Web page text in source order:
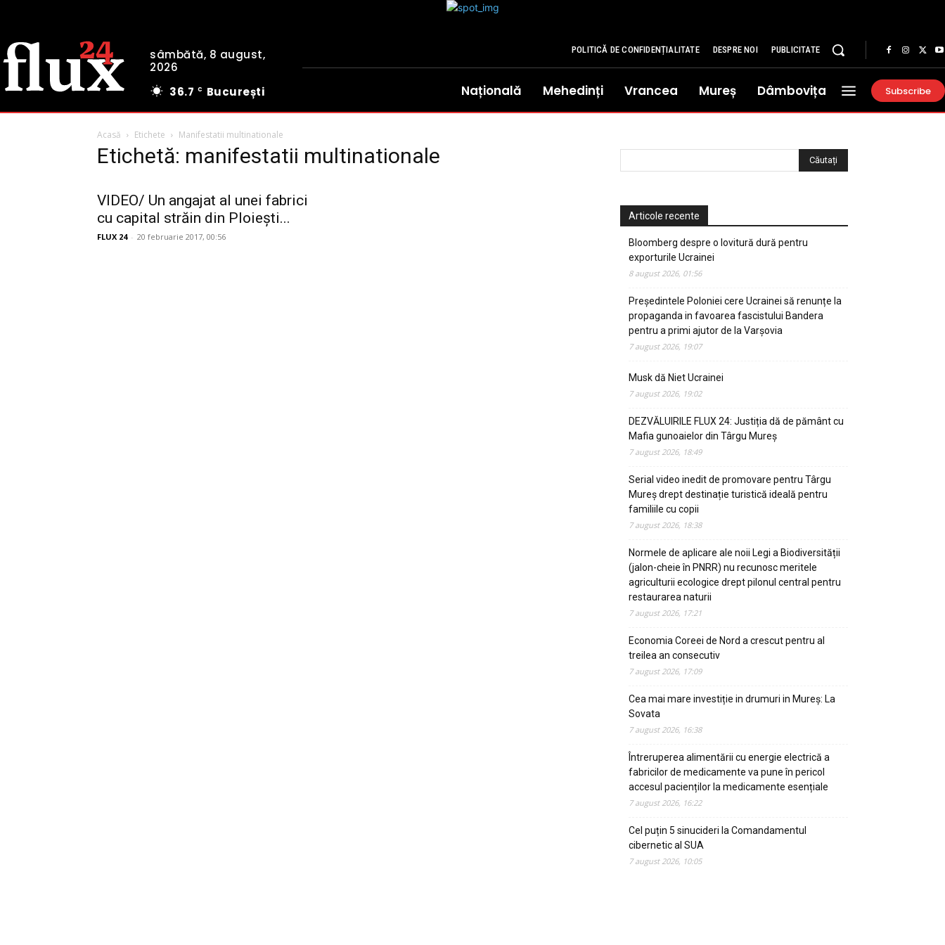
sâmbătă, 8 august,
2026
36.7 C București
POLITICĂ DE CONFIDENȚIALITATE DESPRE NOI PUBLICITATE
Națională Mehedinți Vrancea Mureș Dâmbovița Subscribe
Acasă Etichete Manifestatii multinationale
Etichetă: manifestatii multinationale
VIDEO/ Un angajat al unei fabrici
cu capital străin din Ploiești...
FLUX 24 - 20 februarie 2017, 00:56
Articole recente
Bloomberg despre o lovitură dură pentru
exporturile Ucrainei
8 august 2026, 01:56
Președintele Poloniei cere Ucrainei să renunțe la
propaganda in favoarea fascistului Bandera
pentru a primi ajutor de la Varșovia
7 august 2026, 19:07
Musk dă Niet Ucrainei
7 august 2026, 19:02
DEZVĂLUIRILE FLUX 24: Justiția dă de pământ cu
Mafia gunoaielor din Târgu Mureș
7 august 2026, 18:49
Serial video inedit de promovare pentru Târgu
Mureș drept destinație turistică ideală pentru
familiile cu copii
7 august 2026, 18:38
Normele de aplicare ale noii Legi a Biodiversității
(jalon-cheie în PNRR) nu recunosc meritele
agriculturii ecologice drept pilonul central pentru
restaurarea naturii
7 august 2026, 17:21
Economia Coreei de Nord a crescut pentru al
treilea an consecutiv
7 august 2026, 17:09
Cea mai mare investiție in drumuri in Mureș: La
Sovata
7 august 2026, 16:38
Întreruperea alimentării cu energie electrică a
fabricilor de medicamente va pune în pericol
accesul pacienților la medicamente esențiale
7 august 2026, 16:22
Cel puțin 5 sinucideri la Comandamentul
cibernetic al SUA
7 august 2026, 10:05